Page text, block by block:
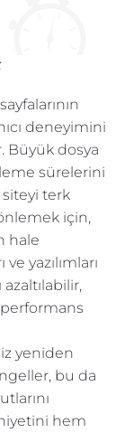
deneyimini
Büyük dosya
sürelerini
siteyi terk
için,
hale
yazılımları
yeniden
bu da
hem